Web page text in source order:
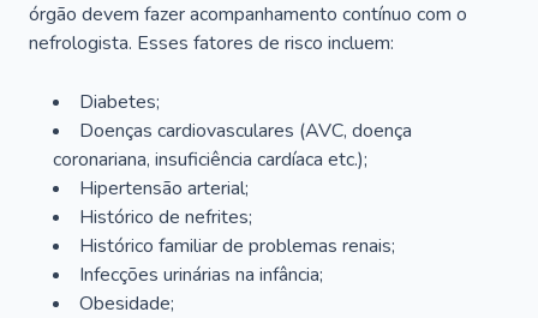
órgão devem fazer acompanhamento contínuo com o
nefrologista. Esses fatores de risco incluem:
Diabetes;
Doenças cardiovasculares (AVC, doença
coronariana, insuficiência cardíaca etc.);
Hipertensão arterial;
Histórico de nefrites;
Histórico familiar de problemas renais;
Infecções urinárias na infância;
Obesidade;